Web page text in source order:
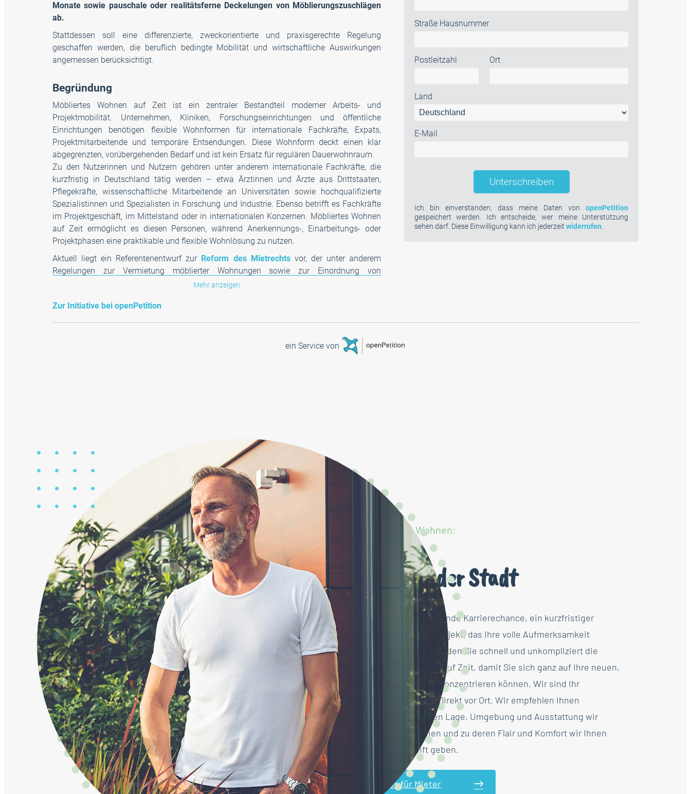
Am Puls der Stadt
Möbliertes Wohnen:
Eine vielversprechende Karrierechance, ein kurzfristiger
Jobwechsel, ein Projekt, das Ihre volle Aufmerksamkeit
verdient: Mit uns finden Sie schnell und unkompliziert die
perfekte Wohnung auf Zeit, damit Sie sich ganz auf Ihre neuen,
beruflichen Wege konzentrieren können. Wir sind Ihr
Ansprechpartner. Direkt vor Ort. Wir empfehlen Ihnen
Wohnungen, deren Lage, Umgebung und Ausstattung wir
persönlich kennen und zu deren Flair und Komfort wir Ihnen
gerne Auskunft geben.
Infos für Mieter